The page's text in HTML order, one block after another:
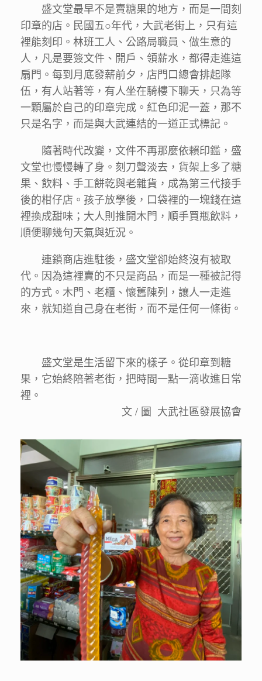
盛文堂最早不是賣糖果的地方，而是一間刻
印章的店。民國五○年代，大武老街上，只有這
裡能刻印。林班工人、公路局職員、做生意的
人，凡是要簽文件、開戶、領薪水，都得走進這
扇門。每到月底發薪前夕，店門口總會排起隊
伍，有人站著等，有人坐在騎樓下聊天，只為等
一顆屬於自己的印章完成。紅色印泥一蓋，那不
只是名字，而是與大武連結的一道正式標記。
隨著時代改變，文件不再那麼依賴印鑑，盛
文堂也慢慢轉了身。刻刀聲淡去，貨架上多了糖
果、飲料、手工餅乾與老雜貨，成為第三代接手
後的柑仔店。孩子放學後，口袋裡的一塊錢在這
裡換成甜味；大人則推開木門，順手買瓶飲料，
順便聊幾句天氣與近況。
連鎖商店進駐後，盛文堂卻始終沒有被取
代。因為這裡賣的不只是商品，而是一種被記得
的方式。木門、老櫃、懷舊陳列，讓人一走進
來，就知道自己身在老街，而不是任何一條街。
盛文堂是生活留下來的樣子。從印章到糖
果，它始終陪著老街，把時間一點一滴收進日常
裡。
文 / 圖 大武社區發展協會